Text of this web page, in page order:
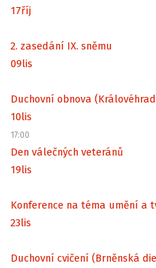
17říj
2. zasedání IX. sněmu
09lis
Duchovní obnova
10lis
17:00
Den válečných veteránů
19lis
Konference na téma umění a
23lis
Duchovní cvičení (Brněnská